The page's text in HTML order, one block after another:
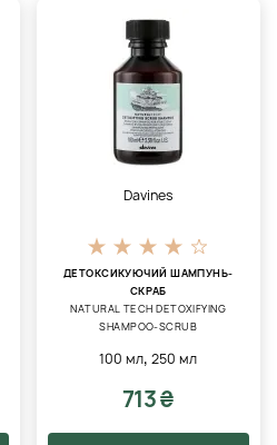
Davines
ДЕТОКСИКУЮЧИЙ ШАМПУНЬ-
СКРАБ
NATURAL TECH DETOXIFYING
SHAMPOO-SCRUB
100 мл,250 мл
713 ₴